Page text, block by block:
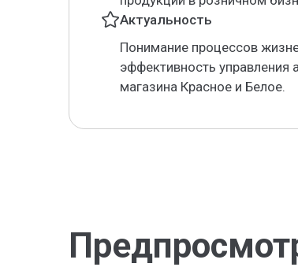
Актуальность
Понимание процессов
эффективность управления
магазина Красное и Белое.